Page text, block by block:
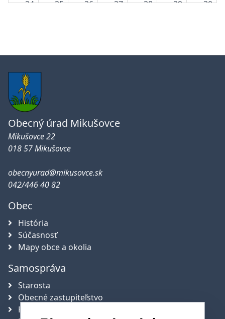
24. 25. 26. 27. 28. 29. 30.
Obecný úrad Mikušovce
Mikušovce 22
018 57 Mikušovce
obecnyurad@mikusovce.sk
042/446 40 82
Obec
História
Súčasnosť
Mapy obce a okolia
Samospráva
Starosta
Obecné zastupiteľstvo
Hlavný kontrolór obce